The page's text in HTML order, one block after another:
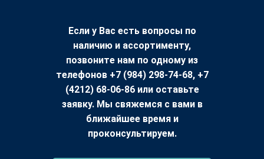
Если у Вас есть вопросы по
наличию и ассортименту,
позвоните нам по одному из
телефонов +7 (984) 298-74-68, +7
(4212) 68-06-86 или оставьте
заявку. Мы свяжемся с вами в
ближайшее время и
проконсультируем.